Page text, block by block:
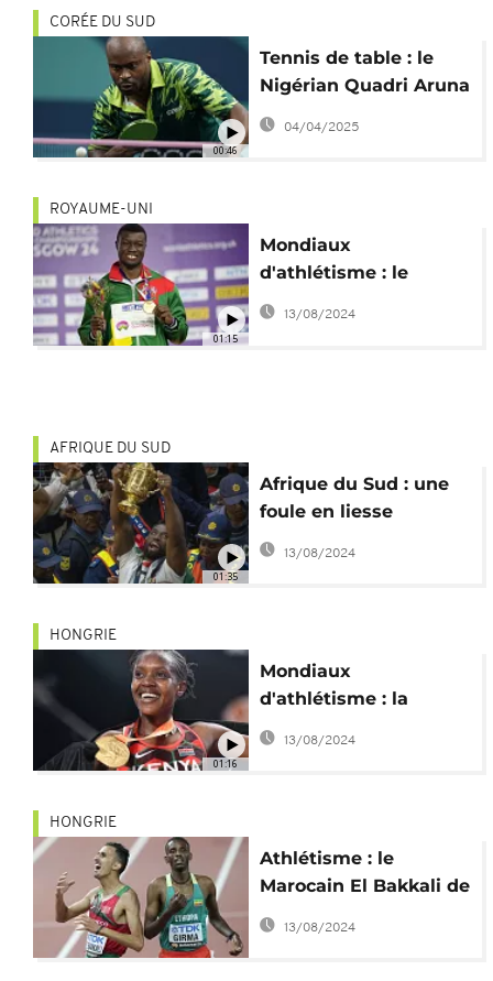
00:46
CORÉE DU SUD
Tennis de table : le
Nigérian Quadri Aruna
chute contre Benedikt
04/04/2025
01:15
ROYAUME-UNI
Mondiaux
d'athlétisme : le
Burkinabé Hugues
13/08/2024
01:35
AFRIQUE DU SUD
Afrique du Sud : une
foule en liesse
accueille les
Springboks en héros
13/08/2024
01:16
HONGRIE
Mondiaux
d'athlétisme : la
Kényane Faith
Kipyegon reine du 1
13/08/2024
HONGRIE
Athlétisme : le
Marocain El Bakkali de
nouveau titré sur 3
000 m steeple
13/08/2024